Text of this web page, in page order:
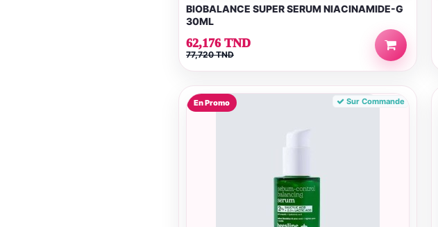
BIOBALANCE SUPER SERUM NIACINAMIDE-G
30ML
62,176 TND
77,720 TND
En Promo Sur Commande